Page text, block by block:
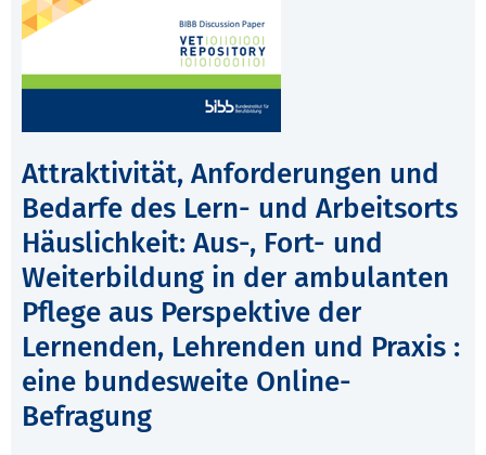
Attraktivität, Anforderungen und
Bedarfe des Lern- und Arbeitsorts
Häuslichkeit: Aus-, Fort- und
Weiterbildung in der ambulanten
Pflege aus Perspektive der
Lernenden, Lehrenden und Praxis :
eine bundesweite Online-
Befragung